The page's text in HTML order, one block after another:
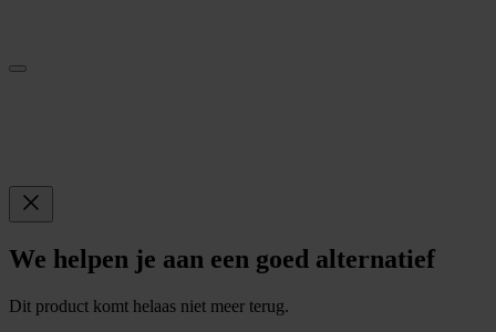
We helpen je aan een goed alternatief
Dit product komt helaas niet meer terug.